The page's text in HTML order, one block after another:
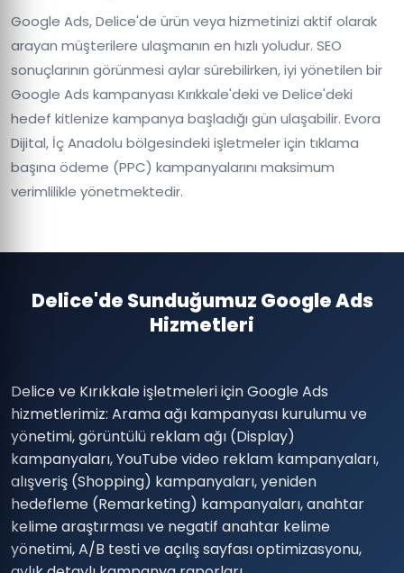
Google Ads, Delice'de ürün veya hizmetinizi aktif olarak
arayan müşterilere ulaşmanın en hızlı yoludur. SEO
sonuçlarının görünmesi aylar sürebilirken, iyi yönetilen bir
Google Ads kampanyası Kırıkkale'deki ve Delice'deki
hedef kitlenize kampanya başladığı gün ulaşabilir. Evora
Dijital, İç Anadolu bölgesindeki işletmeler için tıklama
başına ödeme (PPC) kampanyalarını maksimum
verimlilikle yönetmektedir.
Delice'de Sunduğumuz Google Ads
Hizmetleri
Delice ve Kırıkkale işletmeleri için Google Ads
hizmetlerimiz: Arama ağı kampanyası kurulumu ve
yönetimi, görüntülü reklam ağı (Display)
kampanyaları, YouTube video reklam kampanyaları,
alışveriş (Shopping) kampanyaları, yeniden
hedefleme (Remarketing) kampanyaları, anahtar
kelime araştırması ve negatif anahtar kelime
yönetimi, A/B testi ve açılış sayfası optimizasyonu,